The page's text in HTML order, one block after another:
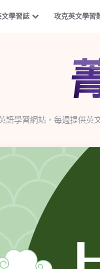
學習誌 攻克英文學習
語學習網站，每週提供英